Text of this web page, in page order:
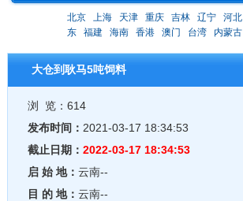
北京 上海 天津 重庆 吉林 辽宁 河北
东
福建 海南 香港 澳门 台湾 内蒙古
大仓到耿马5吨饲料
浏 览：614
发布时间： 2021-03-17 18:34:53
截止日期： 2022-03-17 18:34:53
启 始 地： 云南--
目 的 地： 云南--